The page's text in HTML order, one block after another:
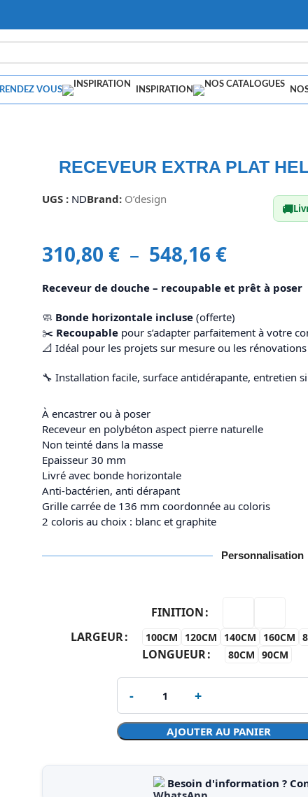
RENDEZ VOUS INSPIRATION
RECEVEUR EXTRA PLAT
UGS : NDBrand: O’design
🚚
310,80 € – 548,16 €
Receveur de douche – recoupable et prêt à poser
🧼 Bonde horizontale incluse (offerte)
✂️ Recoupable pour s’adapter parfaitement à votre
📐 Idéal pour les projets sur mesure ou les
🔧 Installation facile, surface antidérapante, entretien
À encastrer ou à poser
Receveur en polybéton aspect pierre naturelle
Non teinté dans la masse
Epaisseur 30 mm
Livré avec bonde horizontale
Anti-bactérien, anti dérapant
Grille carrée de 136 mm coordonnée au coloris
2 coloris au choix : blanc et graphite
Personnalisation
FINITION
LARGEUR
100CM 120CM 140CM 160CM
LONGUEUR 80CM 90CM
AJOUTER AU PANIER
Besoin d'information ?